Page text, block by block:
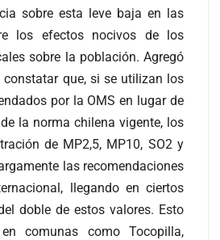
sobre esta leve baja en las
los efectos nocivos de los
sobre la población. Agregó
constatar que, si se utilizan los
por la OMS en lugar de
la norma chilena vigente, los
de MP2,5, MP10, SO2 y
las recomendaciones
llegando en ciertos
doble de estos valores. Esto
comunas como Tocopilla,